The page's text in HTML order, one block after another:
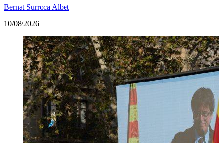
Bernat Surroca Albet
10/08/2026